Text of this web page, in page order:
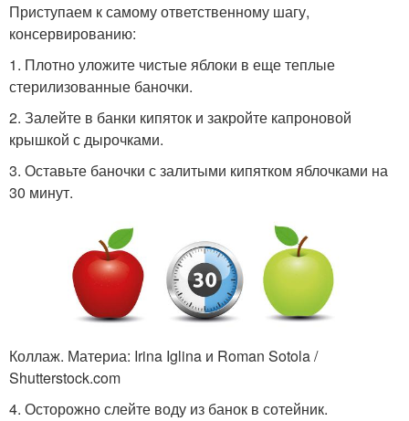
Приступаем к самому ответственному шагу,
консервированию:
1. Плотно уложите чистые яблоки в еще теплые
стерилизованные баночки.
2. Залейте в банки кипяток и закройте капроновой
крышкой с дырочками.
3. Оставьте баночки с залитыми кипятком яблочками на
30 минут.
Коллаж. Материа: Irina Iglina и Roman Sotola /
Shutterstock.com
4. Осторожно слейте воду из банок в сотейник.